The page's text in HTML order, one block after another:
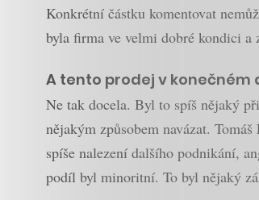
Konkrétní částku komentovat
byla firma ve velmi dobré kondici a
A tento prodej v konečném
Ne tak docela. Byl to spíš nějaký
nějakým způsobem navázat.
spíše nalezení dalšího podnikání,
podíl byl minoritní. To byl nějaký